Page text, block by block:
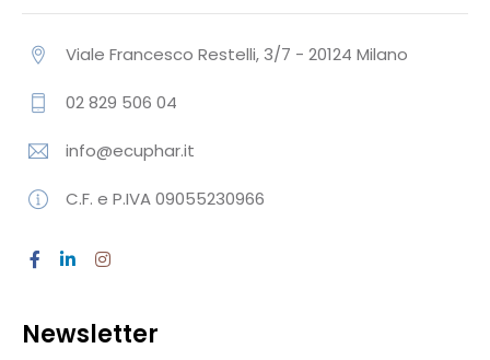
Viale Francesco Restelli, 3/7 - 20124 Milano
02 829 506 04
info@ecuphar.it
C.F. e P.IVA 09055230966
Newsletter